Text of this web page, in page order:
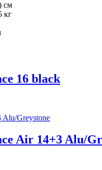
см
кг
16 black
Air 14+3 Alu/